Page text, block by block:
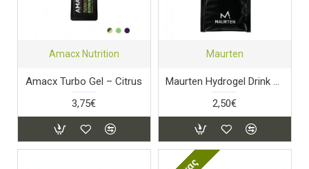
Amacx Nutrition
Amacx Turbo Gel – Citrus
3,75€
Maurten
Maurten Hydrogel Drink Mix 160
2,50€